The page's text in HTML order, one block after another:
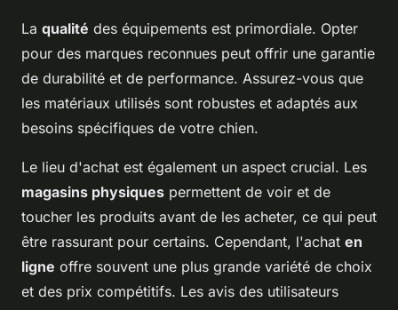
La qualité des équipements est primordiale. Opter
pour des marques reconnues peut offrir une garantie
de durabilité et de performance. Assurez-vous que
les matériaux utilisés sont robustes et adaptés aux
besoins spécifiques de votre chien.
Le lieu d'achat est également un aspect crucial. Les
magasins physiques permettent de voir et de
toucher les produits avant de les acheter, ce qui peut
être rassurant pour certains. Cependant, l'achat en
ligne offre souvent une plus grande variété de choix
et des prix compétitifs. Les avis des utilisateurs